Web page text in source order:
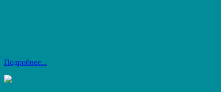
Подробнее...